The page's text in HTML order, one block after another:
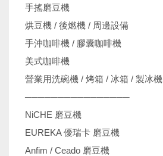
手搖磨豆機
烘豆機 / 後燃機 / 周邊設備
手沖咖啡機 / 膠囊咖啡機
美式咖啡機
營業用洗碗機 / 烤箱 / 冰箱 / 製冰機
────────────────
NiCHE 磨豆機
EUREKA 優瑞卡 磨豆機
Anfim / Ceado 磨豆機